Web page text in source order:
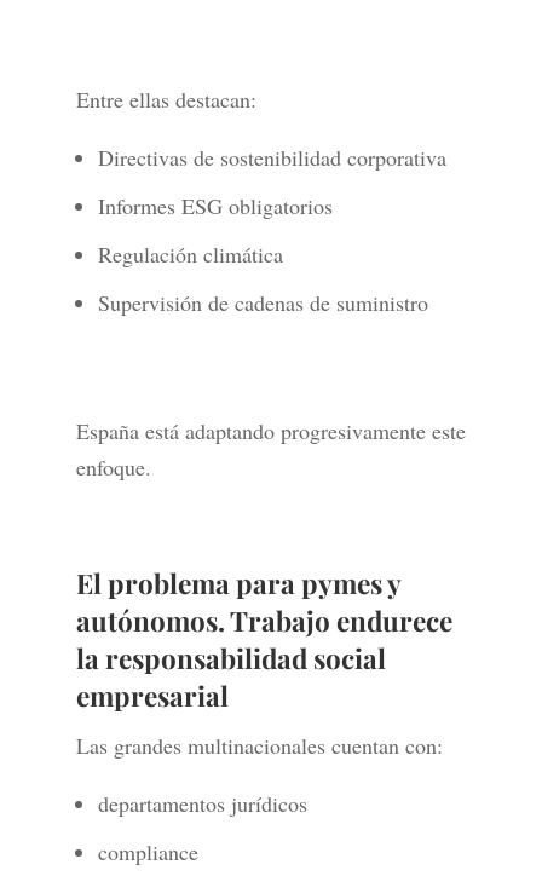
Entre ellas destacan:
Directivas de sostenibilidad corporativa
Informes ESG obligatorios
Regulación climática
Supervisión de cadenas de suministro
España está adaptando progresivamente este
enfoque.
El problema para pymes y
autónomos. Trabajo endurece
la responsabilidad social
empresarial
Las grandes multinacionales cuentan con:
departamentos jurídicos
compliance